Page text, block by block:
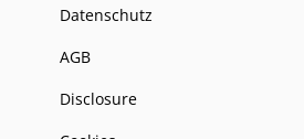
Datenschutz
AGB
Disclosure